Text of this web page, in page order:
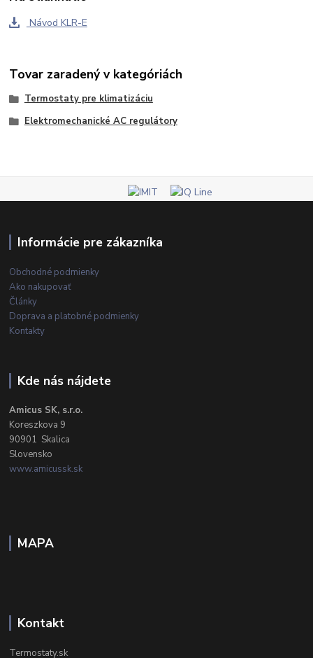
Návod KLR-E
Tovar zaradený v kategóriách
Termostaty pre klimatizáciu
Elektromechanické AC regulátory
Informácie pre zákazníka
Obchodné podmienky
Ako nakupovať
Články
Doprava a platobné podmienky
Kontakty
Kde nás nájdete
Amicus SK, s.r.o.
Koreszkova 9
90901 Skalica
Slovensko
www.amicussk.sk
MAPA
Kontakt
Termostaty.sk